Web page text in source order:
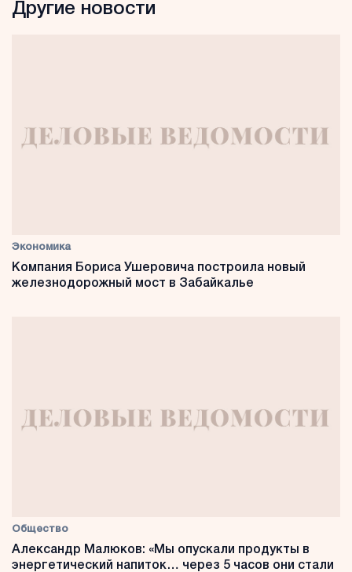
Другие новости
Экономика
Компания Бориса Ушеровича построила новый
железнодорожный мост в Забайкалье
Общество
Александр Малюков: «Мы опускали продукты в
энергетический напиток… через 5 часов они стали